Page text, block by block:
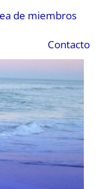
de miembros
Contacto